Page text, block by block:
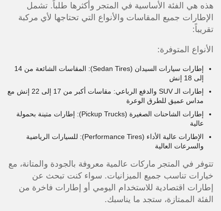
هذه هي الفئة الأساسية في المتجر وأكثرها طلباً. تشمل
الإطارات جميع المقاسات والأنواع التي تحتاجها لأي مركبة
تقريباً:
الأنواع المتوفرة:
إطارات سيارات السيدان (Sedan Tires): المقاسات الشائعة من 14
إلى 18 إنش
إطارات الـ SUV والدفع الرباعي: مقاسات أكبر من 17 إلى 22 إنش مع
مداس عميق للطرق الوعرة
إطارات الشاحنات الصغيرة (Pickup Trucks): إطارات متينة بحمولة
عالية
الإطارات عالية الأداء (Performance Tires): للسيارات الرياضية
والسرعات العالية
تتوفر في المتجر ماركات عالمية معروفة بالجودة والمتانة، مع
خيارات تناسب جميع الميزانيات. سواء كنت تبحث عن
إطارات اقتصادية للاستخدام اليومي أو إطارات فاخرة من
الفئة الممتازة، ستجد ما يناسبك.